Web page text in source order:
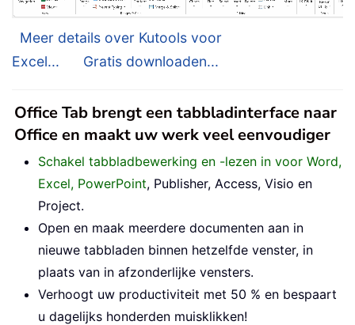
Meer details over Kutools voor
Excel...
Gratis downloaden...
Office Tab brengt een tabbladinterface naar
Office en maakt uw werk veel eenvoudiger
Schakel tabbladbewerking en -lezen in voor Word,
Excel, PowerPoint, Publisher, Access, Visio en
Project.
Open en maak meerdere documenten aan in
nieuwe tabbladen binnen hetzelfde venster, in
plaats van in afzonderlijke vensters.
Verhoogt uw productiviteit met 50 % en bespaart
u dagelijks honderden muisklikken!